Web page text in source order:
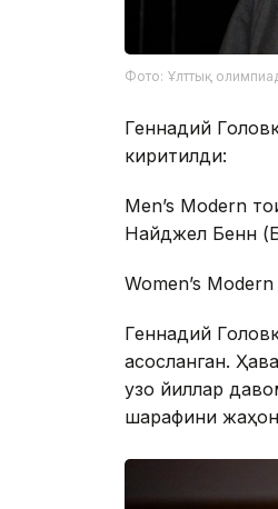
Фото: Ұлттық
Геннадий
киритилди:
Men’s Modern
Найджел Бенн
Women’s
Геннадий
асосланган.
узоқ йиллар
шарафини жаҳон